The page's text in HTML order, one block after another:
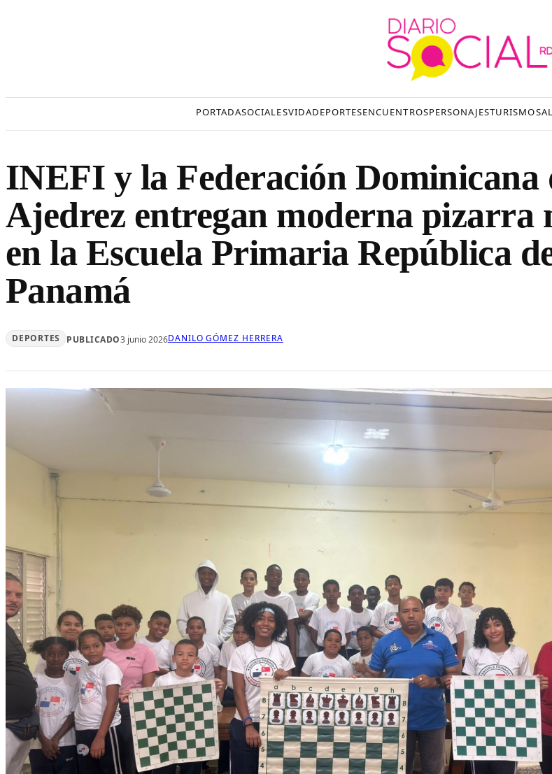
PORTADASOCIALESVIDADEPORTESENCUENTROSPERSONAJESTURISMO
INEFI y la Federación Dominicana
Ajedrez entregan moderna pizarra
en la Escuela Primaria República
Panamá
DEPORTES PUBLICADO3 junio 2026DANILO GÓMEZ HERRERA